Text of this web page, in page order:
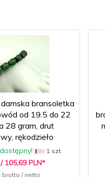
bransoletka
od 19.5 do 22
28 gram, drut
rękodzieło
1 szt.
/ 105,69 PLN*
brutto / netto